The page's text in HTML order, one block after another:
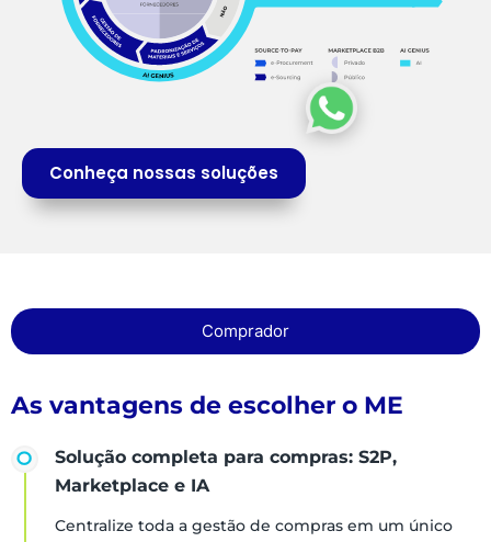
Conheça nossas soluções
Comprador
As vantagens de escolher o ME
Solução completa para compras: S2P,
Marketplace e IA
Centralize toda a gestão de compras em um único